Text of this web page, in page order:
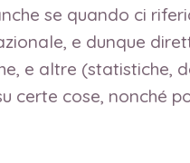
se quando ci
e dunque
e altre (statistiche,
certe cose, nonché